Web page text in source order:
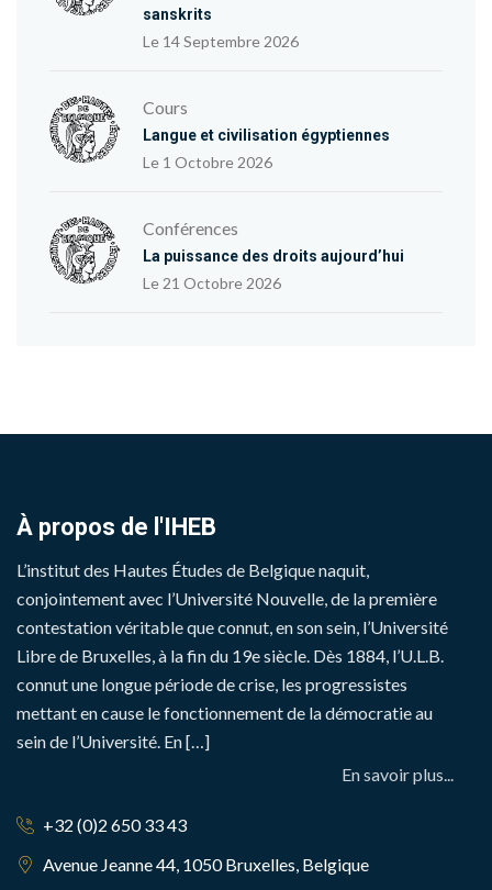
sanskrits
Le 14 Septembre 2026
Cours
Langue et civilisation égyptiennes
Le 1 Octobre 2026
Conférences
La puissance des droits aujourd’hui
Le 21 Octobre 2026
À propos de l'IHEB
L’institut des Hautes Études de Belgique naquit,
conjointement avec l’Université Nouvelle, de la première
contestation véritable que connut, en son sein, l’Université
Libre de Bruxelles, à la fin du 19e siècle. Dès 1884, l’U.L.B.
connut une longue période de crise, les progressistes
mettant en cause le fonctionnement de la démocratie au
sein de l’Université. En […]
En savoir plus...
+32 (0)2 650 33 43
Avenue Jeanne 44, 1050 Bruxelles, Belgique